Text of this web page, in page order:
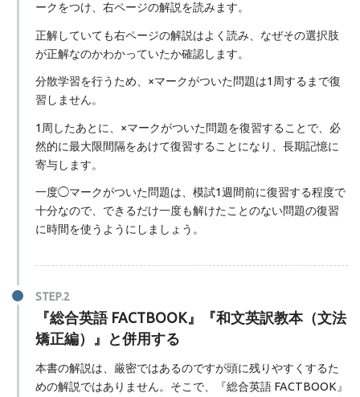
ークをつけ、右ページの解説を読みます。
正解していても右ページの解説はよく読み、なぜその選択肢
が正解なのかわかっていたか確認します。
分散学習を行うため、×マークがついた問題は1周するまで復
習しません。
1周したあとに、×マークがついた問題を復習することで、必
然的に最大限間隔をあけて復習することになり、長期記憶に
寄与します。
一度◯マークがついた問題は、模試1週間前に復習する程度で
十分なので、できるだけ一度も解けたことのない問題の復習
に時間を使うようにしましょう。
『総合英語 FACTBOOK』『和文英訳教本（文法
矯正編）』と併用する
本書の解説は、厳密ではあるのですが頭に残りやすくするた
めの解説ではありません。そこで、『総合英語 FACTBOOK』